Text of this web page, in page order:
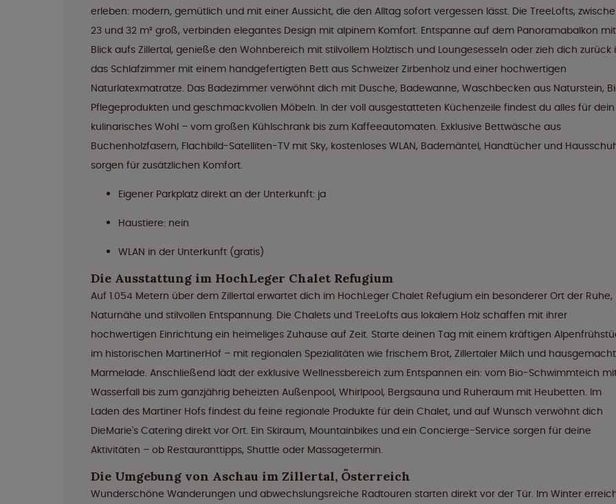
erleben: modern, gemütlich und mit einer Aussicht, die den Alltag sofort vergessen lässt. Die TreeLofts,
23 und 32 m² groß, verbinden elegantes Design mit alpinem Komfort. Entspanne auf dem Panoramabalkon mit
Blick aufs Zillertal, genieße den Wohnbereich mit stilvollem Holztisch und Loungesesseln oder zieh dich zurück
das Schlafzimmer mit einem handgefertigten Bett aus Schweizer Zirbenholz und einer hochwertigen
Naturlatexmatratze. Das Badezimmer verwöhnt dich mit Dusche, Badewanne, Waschbecken aus Naturstein,
Pflegeprodukten und geschmackvollen Möbeln. In der voll ausgestatteten Küchenzeile findest du alles für dein
kulinarisches Wohl – vom großen Kühlschrank bis zum Kaffeeautomaten. Exklusive Bettwäsche aus
Buchenholzfasern, Flachbild-Satelliten-TV mit Sky, kostenloses WLAN, Bademäntel, Handtücher und
sorgen für zusätzlichen Komfort.
Eigener Parkplatz direkt an der Unterkunft: ja
Haustiere: nein
WLAN in der Unterkunft (gratis)
Die Ausstattung im HochLeger Chalet Refugium
Auf 1.054 Metern über dem Zillertal erwartet dich im HochLeger Chalet Refugium ein besonderer Ort der Ruhe,
Naturnähe und stilvollen Entspannung. Die Chalets und TreeLofts aus lokalem Holz schaffen mit ihrer
hochwertigen Einrichtung ein heimeliges Zuhause auf Zeit. Starte deinen Tag mit einem kräftigen
im historischen MartinerHof – mit regionalen Spezialitäten wie frischem Brot, Zillertaler Milch und
Marmelade. Anschließend lädt der exklusive Wellnessbereich zum Entspannen ein: vom Bio-Schwimmteich
Wasserfall bis zum ganzjährig beheizten Außenpool, Whirlpool, Bergsauna und Ruheraum mit Heubetten. Im
Laden des Martiner Hofs findest du feine regionale Produkte für dein Chalet, und auf Wunsch verwöhnt dich
DieMarie's Catering direkt vor Ort. Ein Skiraum, Mountainbikes und ein Concierge-Service sorgen für deine
Aktivitäten – ob Restauranttipps, Shuttle oder Massagetermin.
Die Umgebung von Aschau im Zillertal, Österreich
Wunderschöne Wanderungen und abwechslungsreiche Radtouren starten direkt vor der Tür. Im Winter